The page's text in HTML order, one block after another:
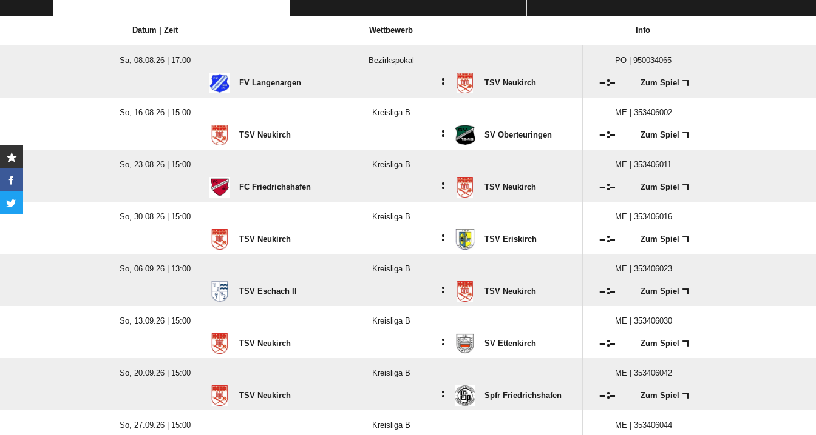
Datum | Zeit Wettbewerb Info
Sa, 08.08.26 | 17:00 Bezirkspokal PO | 950034065
FV Langenargen : TSV Neukirch : Zum Spiel
So, 16.08.26 | 15:00 Kreisliga B ME | 353406002
TSV Neukirch : SV Oberteuringen : Zum Spiel
So, 23.08.26 | 15:00 Kreisliga B ME | 353406011
FC Friedrichshafen : TSV Neukirch : Zum Spiel
So, 30.08.26 | 15:00 Kreisliga B ME | 353406016
TSV Neukirch : TSV Eriskirch : Zum Spiel
So, 06.09.26 | 13:00 Kreisliga B ME | 353406023
TSV Eschach II : TSV Neukirch : Zum Spiel
So, 13.09.26 | 15:00 Kreisliga B ME | 353406030
TSV Neukirch : SV Ettenkirch : Zum Spiel
So, 20.09.26 | 15:00 Kreisliga B ME | 353406042
TSV Neukirch : Spfr Friedrichshafen : Zum Spiel
So, 27.09.26 | 15:00 Kreisliga B ME | 353406044